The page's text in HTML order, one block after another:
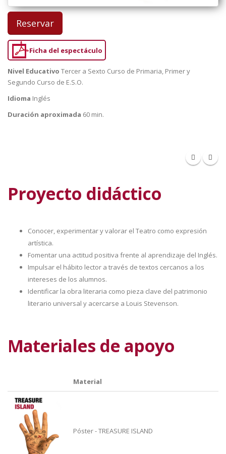
Reservar
Ficha del espectáculo
Nivel Educativo Tercer a Sexto Curso de Primaria, Primer y
Segundo Curso de E.S.O.
Idioma Inglés
Duración aproximada 60 min.
Proyecto didáctico
Conocer, experimentar y valorar el Teatro como expresión
artística.
Fomentar una actitud positiva frente al aprendizaje del Inglés.
Impulsar el hábito lector a través de textos cercanos a los
intereses de los alumnos.
Identificar la obra literaria como pieza clave del patrimonio
literario universal y acercarse a Louis Stevenson.
Materiales de apoyo
Material
Póster - TREASURE ISLAND